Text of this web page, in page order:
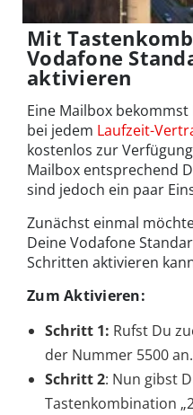
Mit
Vodafone
aktivieren
Eine Mailbox
bei jedem Laufzeit-
kostenlos zur
Mailbox entsprechend
sind jedoch ein paar
Zunächst einmal
Deine Vodafone
Schritten aktivieren
Zum Aktivieren:
Schritt 1: Rufst Du
der Nummer 5500 an.
Schritt 2: Nun gibst
Tastenkombination